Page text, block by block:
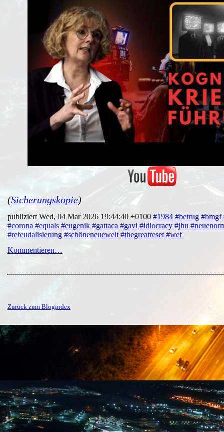
(Sicherungskopie)
publiziert Wed, 04 Mar 2026 19:44:40 +0100 #1984 #betrug #bmgf
#corona #equals #eugenik #gattaca #gavi #idiocracy #jhu
#refeudalisierung #schöneneuewelt #thegreatreset #wef
Kommentieren…
Zurück zum Blogindex